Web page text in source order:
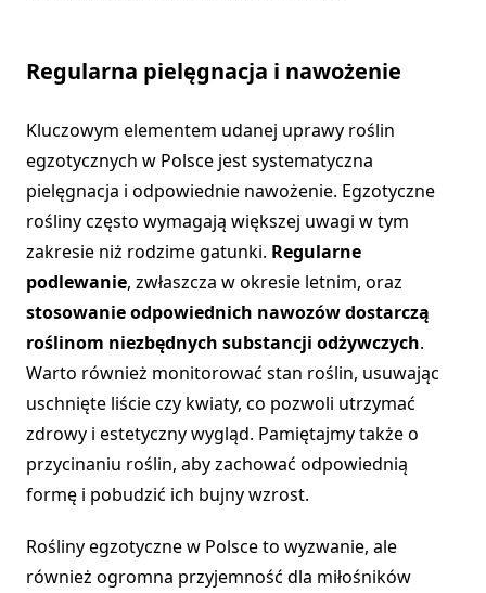
Regularna pielęgnacja i nawożenie
Kluczowym elementem udanej uprawy roślin
egzotycznych w Polsce jest systematyczna
pielęgnacja i odpowiednie nawożenie. Egzotyczne
rośliny często wymagają większej uwagi w tym
zakresie niż rodzime gatunki. Regularne
podlewanie, zwłaszcza w okresie letnim, oraz
stosowanie odpowiednich nawozów dostarczą
roślinom niezbędnych substancji odżywczych.
Warto również monitorować stan roślin, usuwając
uschnięte liście czy kwiaty, co pozwoli utrzymać
zdrowy i estetyczny wygląd. Pamiętajmy także o
przycinaniu roślin, aby zachować odpowiednią
formę i pobudzić ich bujny wzrost.
Rośliny egzotyczne w Polsce to wyzwanie, ale
również ogromna przyjemność dla miłośników